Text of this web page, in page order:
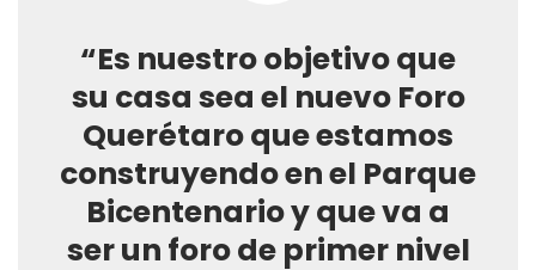
“Es nuestro objetivo que
su casa sea el nuevo Foro
Querétaro que estamos
construyendo en el Parque
Bicentenario y que va a
ser un foro de primer nivel